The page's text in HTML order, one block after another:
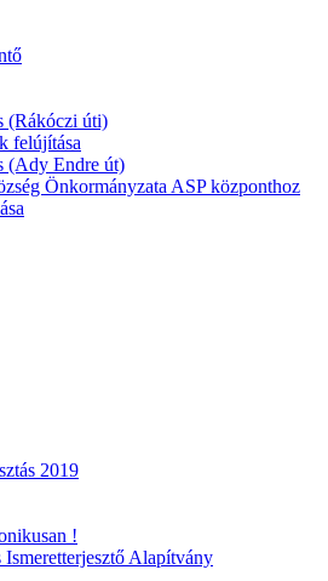
(Rákóczi úti)
felújítása
(Ady Endre út)
Önkormányzata ASP központhoz
2019
!
Alapítvány